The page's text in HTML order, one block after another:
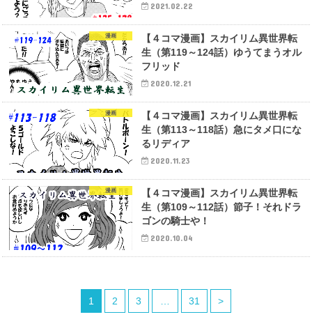
2021.02.22
漫画
【４コマ漫画】スカイリム異世界転
生（第119～124話）ゆうてまうオル
フリッド
2020.12.21
漫画
【４コマ漫画】スカイリム異世界転
生（第113～118話）急にタメ口にな
るリディア
2020.11.23
漫画
【４コマ漫画】スカイリム異世界転
生（第109～112話）節子！それドラ
ゴンの騎士や！
2020.10.04
1 2 3 31 >